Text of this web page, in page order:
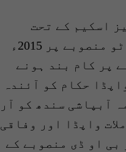
ارب روپے کی روائیز اسکیم کے تحت
2001ء میں شروع کئے جانے والے 273 کلو میٹر طویل آر بی او ڈی ٹو منصوبے پر 2015ء
پر کام بند ہونے
حکام کو آئندہ
آبپاشی سندھ کو آر
واپڈا اور وفاقی
بی او ڈی منصوبے کے